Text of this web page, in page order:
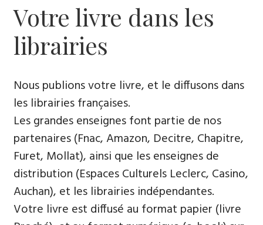
Votre livre dans les
librairies
Nous publions votre livre, et le diffusons dans
les librairies françaises​.
Les grandes enseignes font partie de nos
partenaires (Fnac, Amazon, Decitre, Chapitre,
Furet, Mollat), ainsi que les enseignes de
distribution (Espaces Culturels Leclerc, Casino,
Auchan), et les librairies indépendantes.
Votre livre est diffusé au format papier (livre